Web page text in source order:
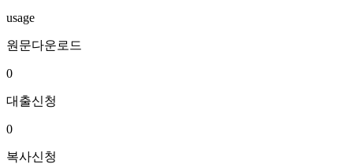
usage
원문다운로드
0
대출신청
0
복사신청